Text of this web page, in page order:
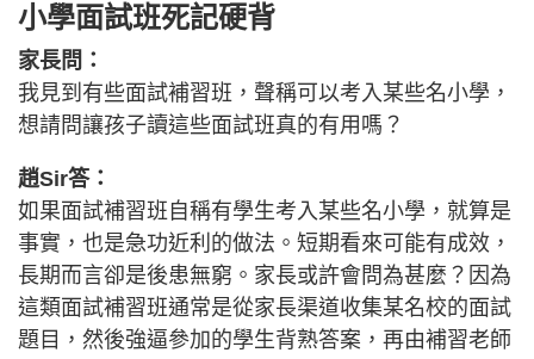
小學面試班死記硬背
家長問：
我見到有些面試補習班，聲稱可以考入某些名小學，
想請問讓孩子讀這些面試班真的有用嗎？
趙Sir答：
如果面試補習班自稱有學生考入某些名小學，就算是
事實，也是急功近利的做法。短期看來可能有成效，
長期而言卻是後患無窮。家長或許會問為甚麼？因為
這類面試補習班通常是從家長渠道收集某名校的面試
題目，然後強逼參加的學生背熟答案，再由補習老師